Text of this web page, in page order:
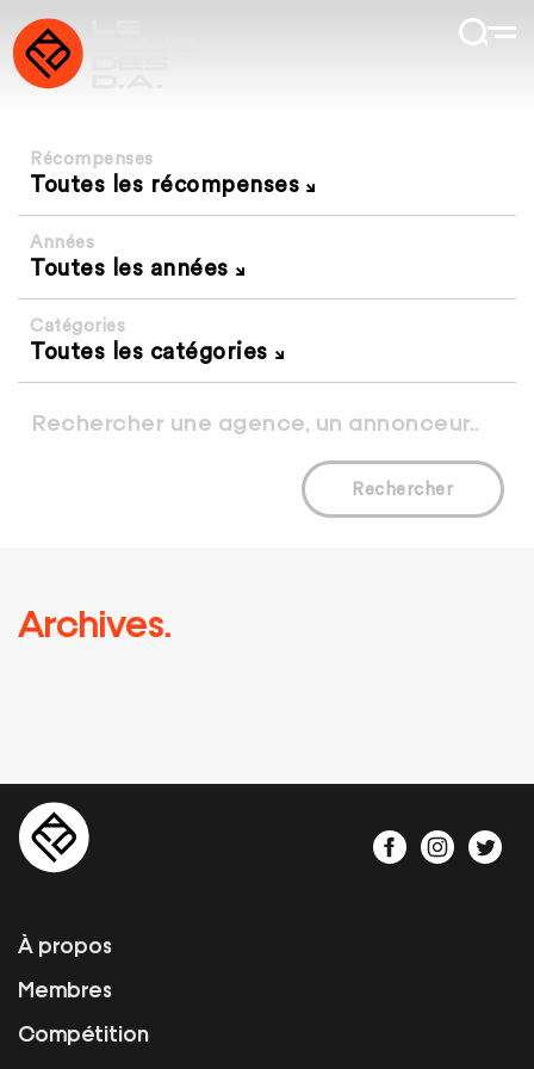
Récompenses
Toutes les récompenses
Années
Toutes les années
Catégories
Toutes les catégories
Rechercher
Archives.
À propos
Membres
Compétition